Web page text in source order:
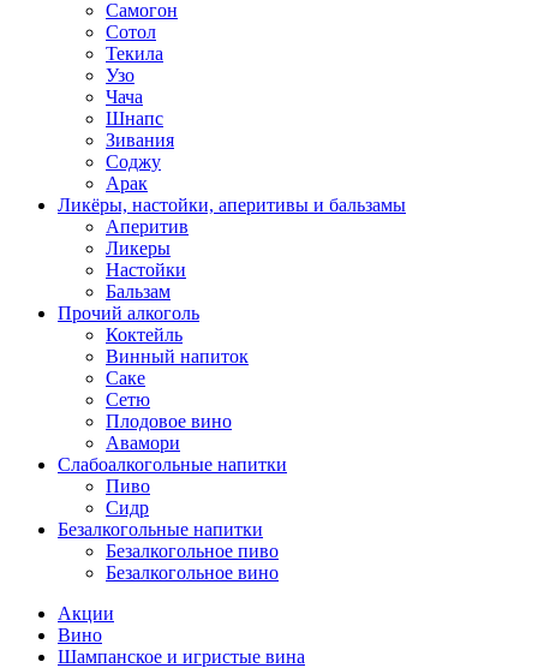
Самогон
Сотол
Текила
Узо
Чача
Шнапс
Зивания
Соджу
Арак
Ликёры, настойки, аперитивы и бальзамы
Аперитив
Ликеры
Настойки
Бальзам
Прочий алкоголь
Коктейль
Винный напиток
Саке
Сетю
Плодовое вино
Авамори
Слабоалкогольные напитки
Пиво
Сидр
Безалкогольные напитки
Безалкогольное пиво
Безалкогольное вино
Акции
Вино
Шампанское и игристые вина